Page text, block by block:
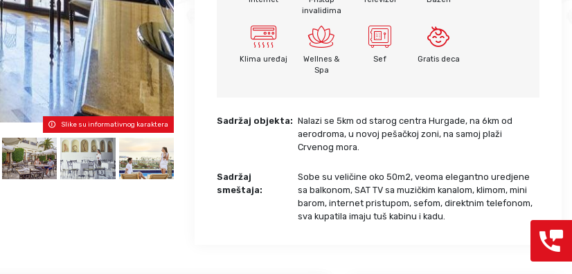
Kefalonija
Santorini
Mikonos
Rodos
Kipar
Krit
Grcka hoteli – preporuka
Olimpska regija
Alexandroupolis
Slike su informativnog karaktera
invalidima
Klima uređaj
Wellnes &
Spa
Sef Gratis deca
Sadržaj objekta: Nalazi se 5km od starog centra Hurgade, na 6km od
aerodroma, u novoj pešačkoj zoni, na samoj plaži
Crvenog mora.
Sadržaj
smeštaja:
Sobe su veličine oko 50m2, veoma elegantno uredjene
sa balkonom, SAT TV sa muzičkim kanalom, klimom, mini
barom, internet pristupom, sefom, direktnim telefonom,
sva kupatila imaju tuš kabinu i kadu.